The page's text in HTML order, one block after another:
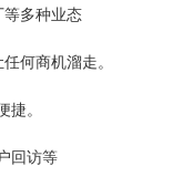
多种业态
何商机溜走。
。
回访等